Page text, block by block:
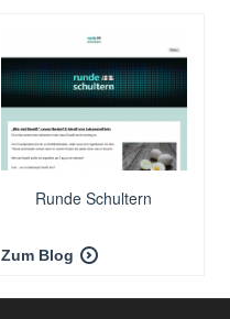
Runde Schultern
Zum Blog